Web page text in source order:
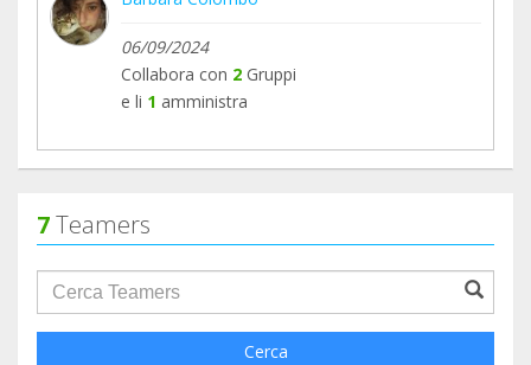
06/09/2024
Collabora con 2 Gruppi
e li 1 amministra
7Teamers
groupProfile.searchForm.search.text???
Cerca